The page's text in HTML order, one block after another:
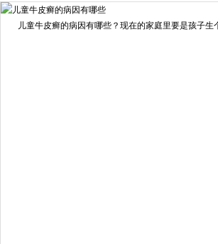
预约量
儿童牛皮癣的病因有哪些？现在的家庭里要是孩子生